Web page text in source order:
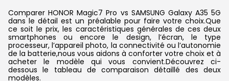
Comparer HONOR Magic7 Pro vs SAMSUNG Galaxy A35 5G
dans le détail est un préalable pour faire votre choix.Que
ce soit le prix, les caractéristiques générales de ces deux
smartphones ou encore le design, l’écran, le type
processeur, l’appareil photo, la connectivité ou l’autonomie
de la batterie,nous vous aidons à conforter votre choix et à
acheter le modèle qui vous convient.Découvrez ci-
dessous le tableau de comparaison détaillé des deux
modèles.